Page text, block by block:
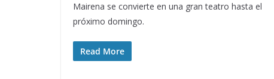
Mairena se convierte en una gran teatro hasta el
próximo domingo.
Read More